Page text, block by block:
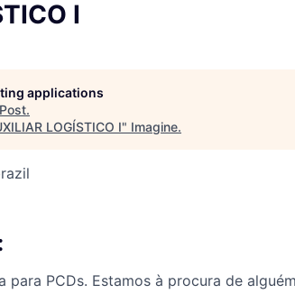
I
applications
.
LOGÍSTICO I" Imagine.
para PCDs. Estamos à procura de